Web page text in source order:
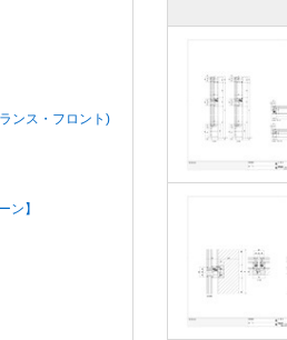
ンス・フロント)
ン】